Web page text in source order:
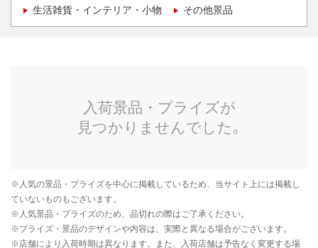
生活雑貨・インテリア・小物 その他景品